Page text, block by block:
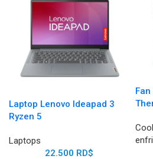
Laptop Lenovo Ideapad 3
Ryzen 5
Laptops
22.500 RD$